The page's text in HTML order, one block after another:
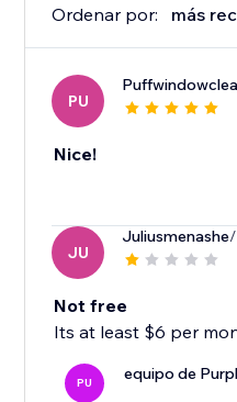
Ordenar por: más
PU
Nice!
JU
Juliusmenashe
Not free
Its at least $6 per
PU equipo de